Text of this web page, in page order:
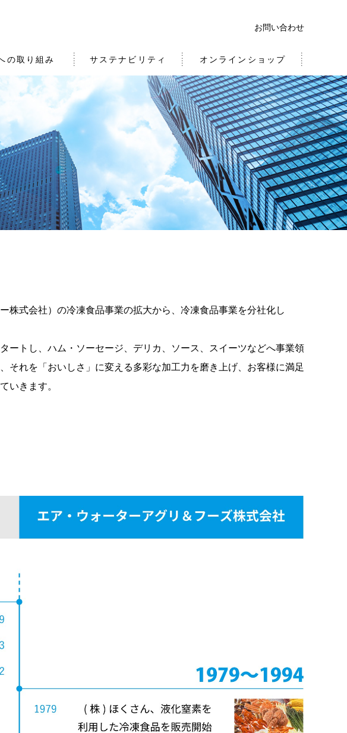
株式会社）の冷凍食品事業の拡大から、冷凍食品事業を分社化し
ートし、ハム・ソーセージ、デリカ、ソース、スイーツなどへ事業領
それを「おいしさ」に変える多彩な加工力を磨き上げ、お客様に満足
いきます。
お問い合わせ
の取り組み サステナビリティ オンラインショップ